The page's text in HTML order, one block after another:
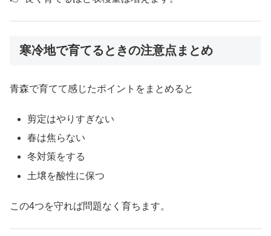
寒冷地で育てるときの注意点まとめ
青森で育てて感じたポイントをまとめると
剪定はやりすぎない
春は焦らない
冬対策をする
土壌を酸性に保つ
この4つを守れば問題なく育ちます。